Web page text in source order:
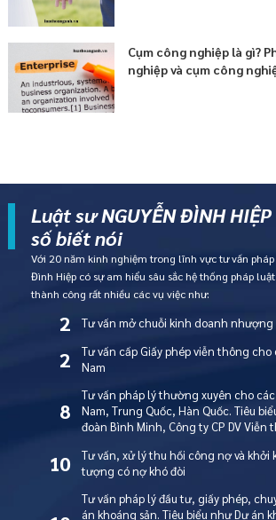
Cụm công nghiệp là gì?
nghiệp và cụm công
Luật sư NGUYỄN ĐÌNH
số biết nói
Với 20 năm kinh nghiệm trong lĩnh vực tư vấn
Đình Hiệp có sự am hiểu sâu sắc hệ thống pháp
thành công rất nhiều các vụ việc như:
2 Tư vấn mở chuỗi kinh doanh
2
Tư vấn cấp Giấy phép viễn thông
Nam
8
Tư vấn pháp lý thường xuyên cho
Nam, Trung Quốc, Hàn Quốc. Tiêu
đoàn Bình Minh, Công ty CP DV Viễn
10
Tư vấn, xử lý thu hồi công nợ và khởi
tượng có nợ khó đòi
Tư vấn pháp lý đầu tư, giấy phép,
án khoáng sản. Tiêu biểu như Dự án